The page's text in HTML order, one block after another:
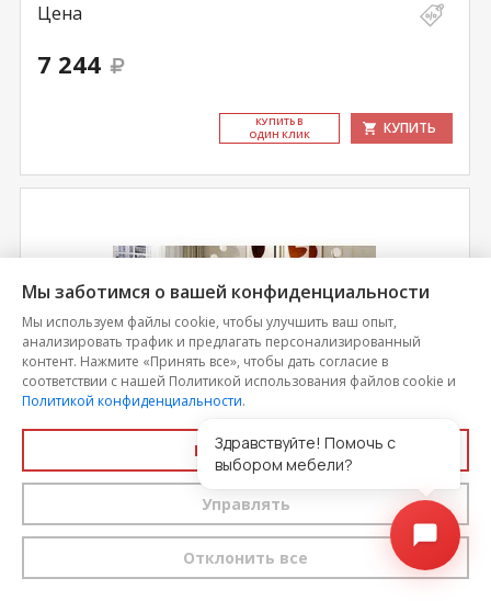
Цена
7 244
КУ­ПИТЬ В
ОДИН КЛИК
КУПИТЬ
Кровать с ПМ Хилтон Тип 1 (с подъемным
механизмом) без заглушины
Мы заботимся о вашей конфиденциальности
Мы используем файлы cookie, чтобы улучшить ваш опыт,
анализировать трафик и предлагать персонализированный
контент. Нажмите «Принять все», чтобы дать согласие в
соответствии с нашей Политикой использования файлов cookie и
Политикой конфиденциальности.
Принять все
Управлять
Отклонить все
Здравствуйте! Помочь с
выбором мебели?